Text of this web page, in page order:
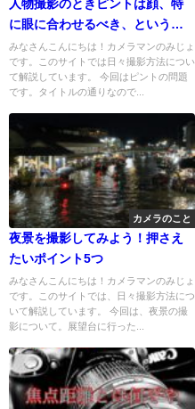
人物撮影のときピントは顔、特
に眼に合わせるべき、という
話。
みなさんこんにちは！カメラマンのみじょ
です。このサイトでは日々撮影方法につい
て解説しています。 今回はピントの問題
です。タイトルの通りなので...
カメラのこと
夜景を撮影してみよう！押さえ
たいポイント5つ
みなさんこんにちは！カメラマンのみじょ
です。このサイトでは、日々撮影方法につ
いて解説しています。 今回は、夜景の撮
影について。展望台に行った...